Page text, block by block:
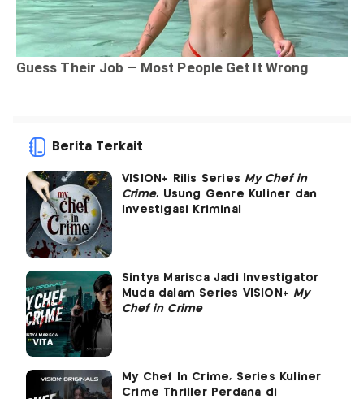
Berita Terkait
VISION+ Rilis Series My Chef in
Crime, Usung Genre Kuliner dan
Investigasi Kriminal
Sintya Marisca Jadi Investigator
Muda dalam Series VISION+ My
Chef in Crime
My Chef In Crime, Series Kuliner
Crime Thriller Perdana di